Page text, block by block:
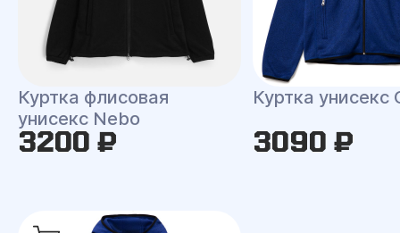
Куртка флисовая
унисекс Nebo
3200 ₽
Куртка унисекс
3090 ₽